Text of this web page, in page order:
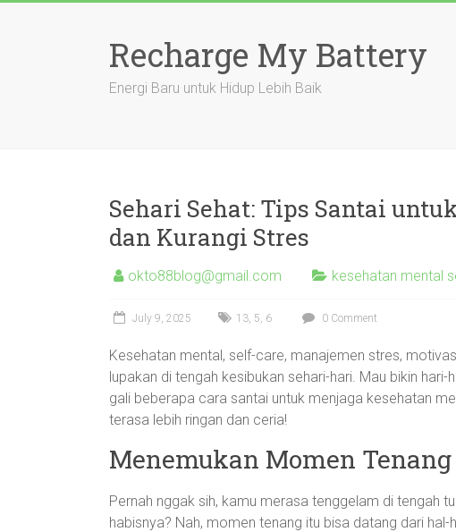
Recharge My Battery
Energi Baru untuk Hidup Lebih Baik
Sehari Sehat: Tips Santai
dan Kurangi Stres
okto88blog@gmail.com kesehatan mental
July 9, 2025 13, 5, 6 0 Comment
Kesehatan mental, self-care, manajemen stres,
lupakan di tengah kesibukan sehari-hari. Mau bikin
gali beberapa cara santai untuk menjaga kesehatan
terasa lebih ringan dan ceria!
Menemukan Momen
Pernah nggak sih, kamu merasa tenggelam di tengah
habisnya? Nah, momen tenang itu bisa datang dari